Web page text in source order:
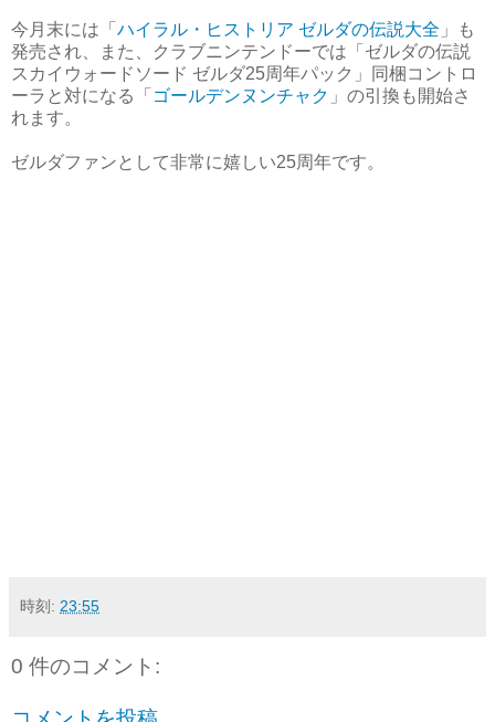
今月末には「 ハイラル・ヒストリア ゼルダの伝説大全 」も
発売され、また、クラブニンテンドーでは「ゼルダの伝説
スカイウォードソード ゼルダ25周年パック」同梱コントロ
ーラと対になる「 ゴールデンヌンチャク 」の引換も開始さ
れます。
ゼルダファンとして非常に嬉しい25周年です。
時刻: 23:55
0 件のコメント: